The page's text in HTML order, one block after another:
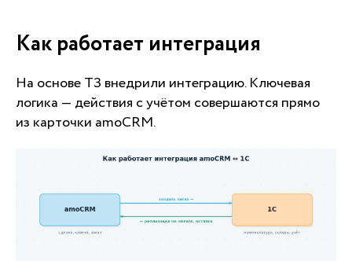
Как работает интеграция
На основе ТЗ внедрили интеграцию. Ключевая
логика — действия с учётом совершаются прямо
из карточки amoCRM.